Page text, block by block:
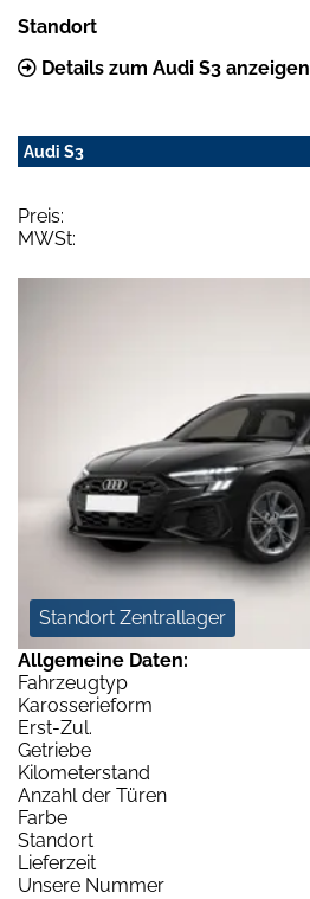
Standort
Details zum Audi S3 anzeigen
Audi S3
Preis:
MWSt:
Standort Zentrallager
Allgemeine Daten:
Fahrzeugtyp
Karosserieform
Erst-Zul.
Getriebe
Kilometerstand
Anzahl der Türen
Farbe
Standort
Lieferzeit
Unsere Nummer